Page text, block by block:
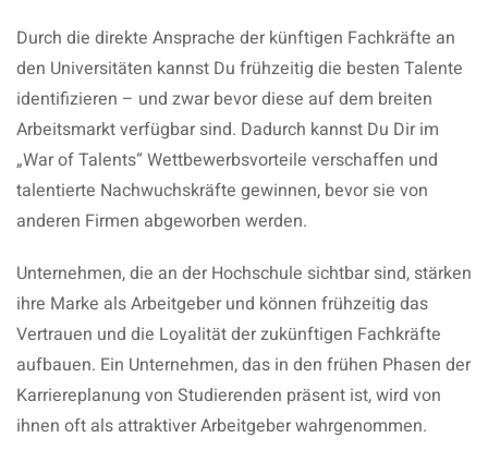
Durch die direkte Ansprache der künftigen Fachkräfte an
den Universitäten kannst Du frühzeitig die besten Talente
identifizieren – und zwar bevor diese auf dem breiten
Arbeitsmarkt verfügbar sind. Dadurch kannst Du Dir im
„War of Talents“ Wettbewerbsvorteile verschaffen und
talentierte Nachwuchskräfte gewinnen, bevor sie von
anderen Firmen abgeworben werden.
Unternehmen, die an der Hochschule sichtbar sind, stärken
ihre Marke als Arbeitgeber und können frühzeitig das
Vertrauen und die Loyalität der zukünftigen Fachkräfte
aufbauen. Ein Unternehmen, das in den frühen Phasen der
Karriereplanung von Studierenden präsent ist, wird von
ihnen oft als attraktiver Arbeitgeber wahrgenommen.